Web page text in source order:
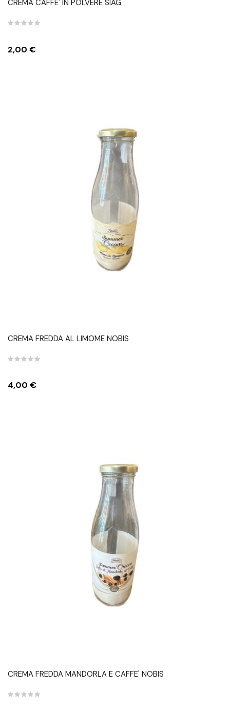
CREMA CAFFE' IN POLVERE SIAG
Prezzo
2,00 €
CREMA FREDDA AL LIMOME NOBIS
Prezzo
4,00 €
CREMA FREDDA MANDORLA E CAFFE' NOBIS